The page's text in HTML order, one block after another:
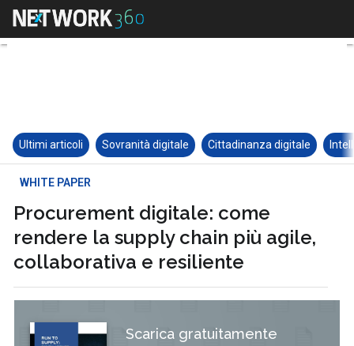
Ultimi articoli Sovranità digitale Cittadinanza digitale
WHITE PAPER
Procurement digitale: come
rendere la supply chain più agile,
collaborativa e resiliente
Scarica gratuitamente